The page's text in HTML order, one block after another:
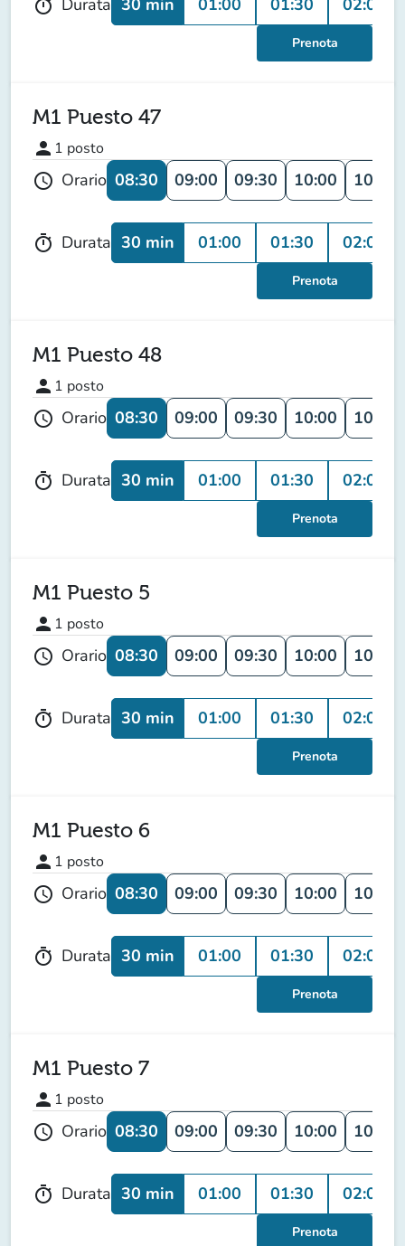
timer Durata
Prenota
M1 Puesto 47
person 1 posto
schedule Orario 08:30 09:00 09:30 10:00 10:30
timer Durata 30 min 01:00 01:30 02:00
Prenota
M1 Puesto 48
person 1 posto
schedule Orario 08:30 09:00 09:30 10:00 10:30
timer Durata 30 min 01:00 01:30 02:00
Prenota
M1 Puesto 5
person 1 posto
schedule Orario 08:30 09:00 09:30 10:00 10:30
timer Durata 30 min 01:00 01:30 02:00
Prenota
M1 Puesto 6
person 1 posto
schedule Orario 08:30 09:00 09:30 10:00 10:30
timer Durata 30 min 01:00 01:30 02:00
Prenota
M1 Puesto 7
person 1 posto
schedule Orario 08:30 09:00 09:30 10:00 10:30
timer Durata 30 min 01:00 01:30 02:00
Prenota